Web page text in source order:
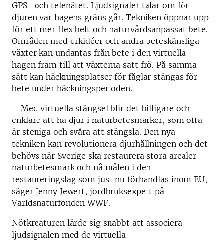
GPS- och telenätet. Ljudsignaler talar om för
djuren var hagens gräns går. Tekniken öppnar upp
för ett mer flexibelt och naturvårdsanpassat bete.
Områden med orkidéer och andra beteskänsliga
växter kan undantas från bete i den virtuella
hagen fram till att växterna satt frö. På samma
sätt kan häckningsplatser för fåglar stängas för
bete under häckningsperioden.
– Med virtuella stängsel blir det billigare och
enklare att ha djur i naturbetesmarker, som ofta
är steniga och svåra att stängsla. Den nya
tekniken kan revolutionera djurhållningen och det
behövs när Sverige ska restaurera stora arealer
naturbetesmark och nå målen i den
restaureringslag som just nu förhandlas inom EU,
säger Jenny Jewert, jordbruksexpert på
Världsnaturfonden WWF.
Nötkreaturen lärde sig snabbt att associera
ljudsignalen med de virtuella